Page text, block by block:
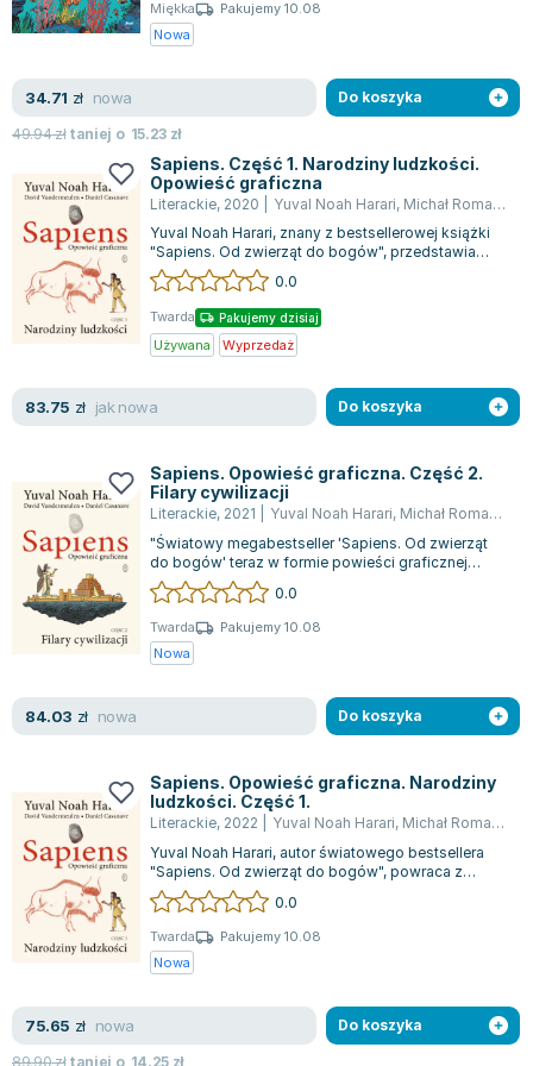
Książki o naukach politycznych dla studentów
Książki do nauk społecznych dla studentów
Książki do nauk ścisłych dla studentów
Prawo - książki dla studentów
Technologia żywności - książki
Zarządzanie i marketing - książki
Nauka języków obcych - książki
Podręczniki dla nauczycieli - metodyka
Repetytoria, testy i materiały pomocnicze
Bolesław Prus
Wanda Chotomska
Józef Ignacy Kraszewski
Clive Staples Lewis
Martyna Wojciechowska
Melissa De la Cruz
Blanka Lipińska
Jaś Kapela
Agatha Christie
Witold Gadowski
Marcin Kowalczyk
Joanna Jabłczyńska
Piotr Kościelny
Jan Piński
Zygmunt Freud
Agata Passent
Michel Moran
Maciej Orłoś
Katarzyna Miller
Mark Twain
Marcin Meller
Paulina Młynarska
ks. Piotr Pawlukiewicz
Jarosław Sokołowski
Piotr Latocha
Piotr Semka
Jarosław Iwaszkiewicz
Miękka
Pakujemy 10.08
Nowa
34.71 zł nowa
49.94złtaniej o 15.23 zł
Do koszyka
Sapiens. Część 1. Narodziny ludzkości.
Opowieść graficzna
Literackie, 2020 Yuval Noah Harari, Michał Romanek
Yuval Noah Harari, znany z bestsellerowej książki
"Sapiens. Od zwierząt do bogów", przedstawia
swoją słynną opowieść o ewolucji lu...
0.0
Twarda Pakujemy dzisiaj
Używana Wyprzedaż
83.75 zł jak nowa Do koszyka
Sapiens. Opowieść graficzna. Część 2.
Filary cywilizacji
Literackie, 2021 Yuval Noah Harari, Michał Romanek
"Światowy megabestseller 'Sapiens. Od zwierząt
do bogów' teraz w formie powieści graficznej
prezentuje epicką i pełną humoru opowi...
0.0
Twarda
Pakujemy 10.08
Nowa
84.03 zł nowa Do koszyka
Sapiens. Opowieść graficzna. Narodziny
ludzkości. Część 1.
Literackie, 2022 Yuval Noah Harari, Michał Romanek
Yuval Noah Harari, autor światowego bestsellera
"Sapiens. Od zwierząt do bogów", powraca z
nowym, graficznym podejściem do fascynu...
0.0
Twarda
Pakujemy 10.08
Nowa
75.65 zł nowa
89.90złtaniej o 14.25 zł
Do koszyka